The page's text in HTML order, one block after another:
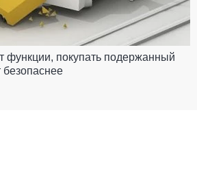
функции, покупать подержанный
безопаснее